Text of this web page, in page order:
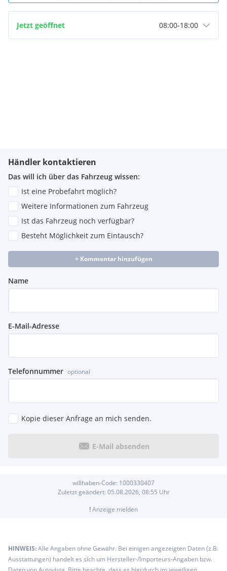
Jetzt geöffnet 08:00-18:00
Händler kontaktieren
Das will ich über das Fahrzeug wissen:
Ist eine Probefahrt möglich?
Weitere Informationen zum Fahrzeug
Ist das Fahrzeug noch verfügbar?
Besteht Möglichkeit zum Eintausch?
+ Kommentar hinzufügen
Name
E-Mail-Adresse
Telefonnummer optional
Kopie dieser Anfrage an mich senden.
E-Mail absenden
willhaben-Code: 1000330407
Zuletzt geändert: 05.08.2026, 08:55 Uhr
!Anzeige melden
HINWEIS:Alle Angaben ohne Gewähr. Bei einigen angezeigten Daten (z.B.
Ausstattungen) handelt es sich um Hersteller-/Importeurs-Angaben bzw.